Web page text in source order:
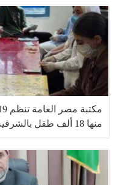
منها 18 ألف طفل بالشرقية